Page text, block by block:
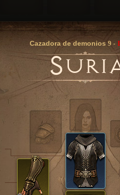
Cazadora de demonios9 -
S